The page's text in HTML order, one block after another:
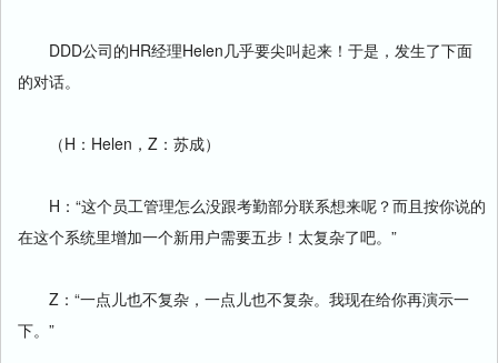
DDD公司的HR经理Helen几乎要尖叫起来！于是，发生了下面
的对话。
（H：Helen，Z：苏成）
H：“这个员工管理怎么没跟考勤部分联系想来呢？而且按你说的
在这个系统里增加一个新用户需要五步！太复杂了吧。”
Z：“一点儿也不复杂，一点儿也不复杂。我现在给你再演示一
下。”